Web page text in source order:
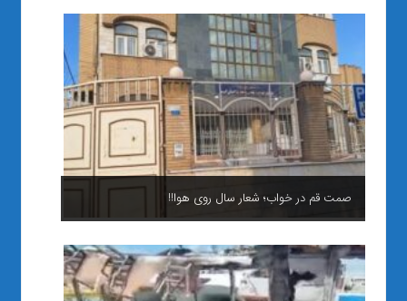
صمت قم در خواب؛ شعار سال روی هوا!!